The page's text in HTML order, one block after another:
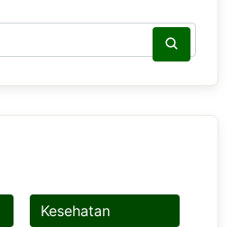
Kesehatan